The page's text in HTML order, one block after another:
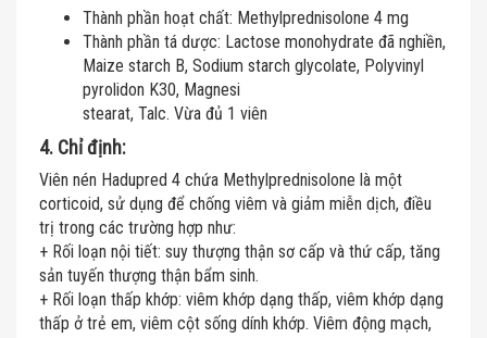
Thành phần hoạt chất: Methylprednisolone 4 mg
Thành phần tá dược: Lactose monohydrate đã nghiền,
Maize starch B, Sodium starch glycolate, Polyvinyl
pyrolidon K30, Magnesi
stearat, Talc. Vừa đủ 1 viên
4. Chỉ định:
Viên nén Hadupred 4 chứa Methylprednisolone là một
corticoid, sử dụng để chống viêm và giảm miễn dịch, điều
trị trong các trường hợp như:
+ Rối loạn nội tiết: suy thượng thận sơ cấp và thứ cấp, tăng
sản tuyến thượng thận bẩm sinh.
+ Rối loạn thấp khớp: viêm khớp dạng thấp, viêm khớp dạng
thấp ở trẻ em, viêm cột sống dính khớp. Viêm động mạch,